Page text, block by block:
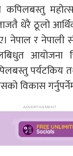
धेरै ठूलो
नेपाल र नेपाली
आयोजना
पर्यटकिय
विकास